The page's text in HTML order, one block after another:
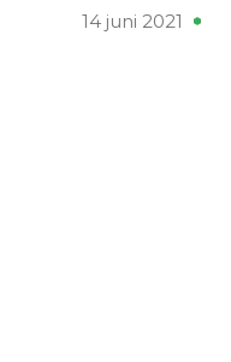
14 juni 2021